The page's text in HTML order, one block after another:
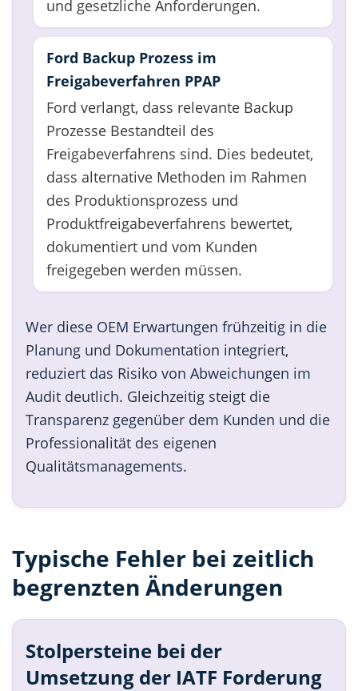
und gesetzliche Anforderungen.
Ford Backup Prozess im
Freigabeverfahren PPAP
Ford verlangt, dass relevante Backup
Prozesse Bestandteil des
Freigabeverfahrens sind. Dies bedeutet,
dass alternative Methoden im Rahmen
des Produktionsprozess und
Produktfreigabeverfahrens bewertet,
dokumentiert und vom Kunden
freigegeben werden müssen.
Wer diese OEM Erwartungen frühzeitig in die
Planung und Dokumentation integriert,
reduziert das Risiko von Abweichungen im
Audit deutlich. Gleichzeitig steigt die
Transparenz gegenüber dem Kunden und die
Professionalität des eigenen
Qualitätsmanagements.
Typische Fehler bei zeitlich
begrenzten Änderungen
Stolpersteine bei der
Umsetzung der IATF Forderung